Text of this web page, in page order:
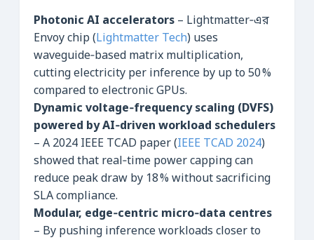
Photonic AI accelerators – Lightmatter‑এর
Envoy chip (Lightmatter Tech) uses
waveguide‑based matrix multiplication,
cutting electricity per inference by up to 50 %
compared to electronic GPUs.
Dynamic voltage‑frequency scaling (DVFS)
powered by AI‑driven workload schedulers
– A 2024 IEEE TCAD paper (IEEE TCAD 2024)
showed that real‑time power capping can
reduce peak draw by 18 % without sacrificing
SLA compliance.
Modular, edge‑centric micro‑data centres
– By pushing inference workloads closer to